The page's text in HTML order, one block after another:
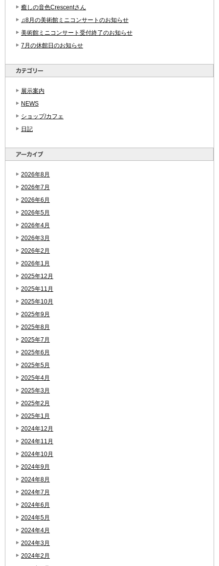
癒しの音色Crescentさん
♫8月の美術館ミニコンサートのお知らせ
美術館ミニコンサート受付終了のお知らせ
7月の休館日のお知らせ
展示案内
NEWS
ショップ/カフェ
日記
2026年8月
2026年7月
2026年6月
2026年5月
2026年4月
2026年3月
2026年2月
2026年1月
2025年12月
2025年11月
2025年10月
2025年9月
2025年8月
2025年7月
2025年6月
2025年5月
2025年4月
2025年3月
2025年2月
2025年1月
2024年12月
2024年11月
2024年10月
2024年9月
2024年8月
2024年7月
2024年6月
2024年5月
2024年4月
2024年3月
2024年2月